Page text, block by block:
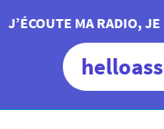
J’ÉCOUTE MA RADIO,